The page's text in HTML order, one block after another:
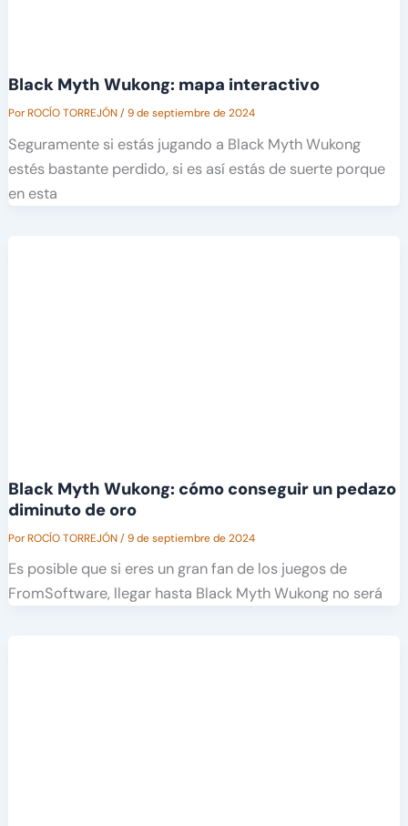
Black Myth Wukong: mapa interactivo
PorROCÍO TORREJÓN/9 de septiembre de 2024
Seguramente si estás jugando a Black Myth Wukong
estés bastante perdido, si es así estás de suerte porque
en esta
Black Myth Wukong: cómo conseguir un pedazo
diminuto de oro
PorROCÍO TORREJÓN/9 de septiembre de 2024
Es posible que si eres un gran fan de los juegos de
FromSoftware, llegar hasta Black Myth Wukong no será